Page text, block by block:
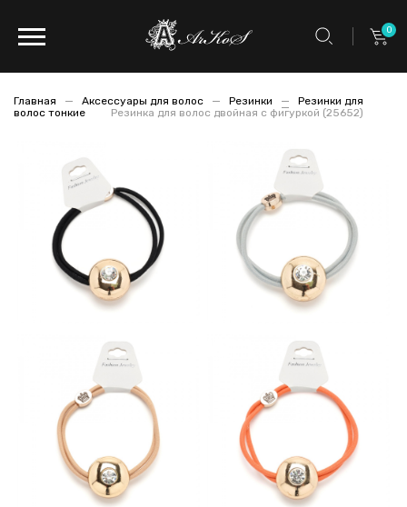
0
Главная Аксессуары для волос Резинки
Резинки для
волос тонкие
Резинка для волос двойная с фигуркой (25652)